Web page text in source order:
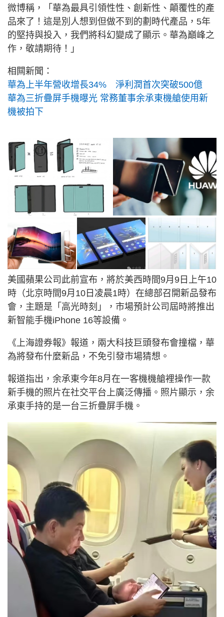
微博稱，「華為最具引領性性、創新性、顛覆性的產
品來了！這是別人想到但做不到的劃時代產品，5年
的堅持與投入，我們將科幻變成了顯示。華為巔峰之
作，敬請期待！」
相闗新聞：
華為上半年營收增長34% 淨利潤首次突破500億
華為三折疊屏手機曝光 常務董事余承東機艙使用新
機被拍下
美國蘋果公司此前宣布，將於美西時間9月9日上午10
時（北京時間9月10日凌晨1時）在總部召開新品發布
會，主題是「高光時刻」，市場預計公司屆時將推出
新智能手機iPhone 16等設備。
《上海證券報》報道，兩大科技巨頭發布會撞檔，華
為將發布什麼新品，不免引發市場猜想。
報道指出，余承東今年8月在一客機機艙裡操作一款
新手機的照片在社交平台上廣泛傳播。照片顯示，余
承東手持的是一台三折疊屏手機。